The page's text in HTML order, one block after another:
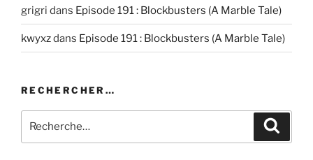
grigri dans Episode 191 : Blockbusters (A Marble Tale)
kwyxzdans Episode 191 : Blockbusters (A Marble Tale)
RECHERCHER…
pour